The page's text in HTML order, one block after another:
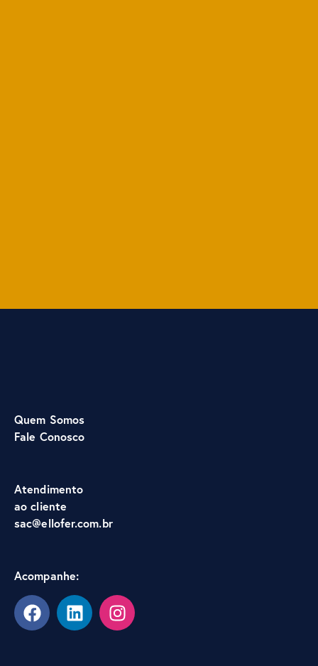
Quem Somos
Fale Conosco
Atendimento
ao cliente
sac@ellofer.com.br
Acompanhe: